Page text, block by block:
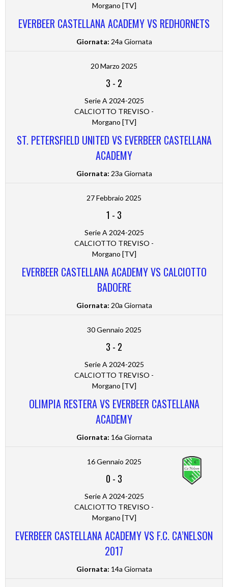
Morgano [TV]
EVERBEER CASTELLANA ACADEMY VS REDHORNETS
Giornata: 24a Giornata
20 Marzo 2025
3 - 2
Serie A 2024-2025
CALCIOTTO TREVISO -
Morgano [TV]
ST. PETERSFIELD UNITED VS EVERBEER CASTELLANA
ACADEMY
Giornata: 23a Giornata
27 Febbraio 2025
1 - 3
Serie A 2024-2025
CALCIOTTO TREVISO -
Morgano [TV]
EVERBEER CASTELLANA ACADEMY VS CALCIOTTO
BADOERE
Giornata: 20a Giornata
30 Gennaio 2025
3 - 2
Serie A 2024-2025
CALCIOTTO TREVISO -
Morgano [TV]
OLIMPIA RESTERA VS EVERBEER CASTELLANA
ACADEMY
Giornata: 16a Giornata
16 Gennaio 2025
0 - 3
Serie A 2024-2025
CALCIOTTO TREVISO -
Morgano [TV]
EVERBEER CASTELLANA ACADEMY VS F.C. CA’NELSON
2017
Giornata: 14a Giornata